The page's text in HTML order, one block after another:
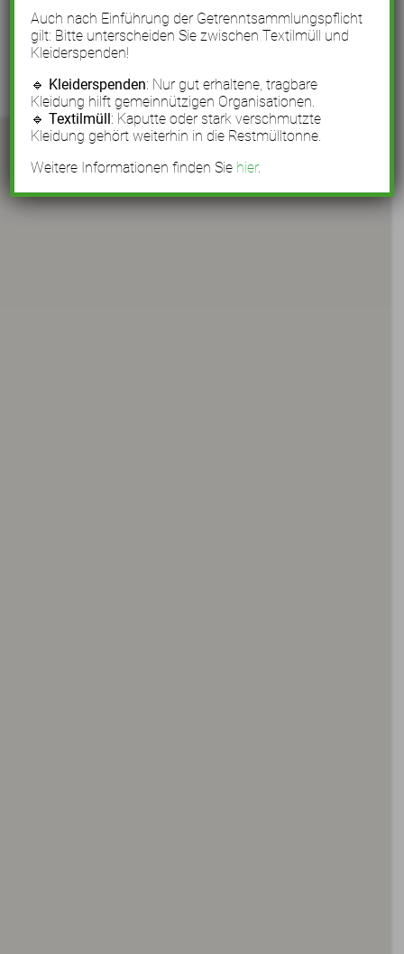
Auch nach Einführung der Getrenntsammlungspflicht
gilt: Bitte unterscheiden Sie zwischen Textilmüll und
Kleiderspenden!
🔹 Kleiderspenden: Nur gut erhaltene, tragbare
Kleidung hilft gemeinnützigen Organisationen.
🔹Textilmüll: Kaputte oder stark verschmutzte
Kleidung gehört weiterhin in die Restmülltonne.
Weitere Informationen finden Sie hier.